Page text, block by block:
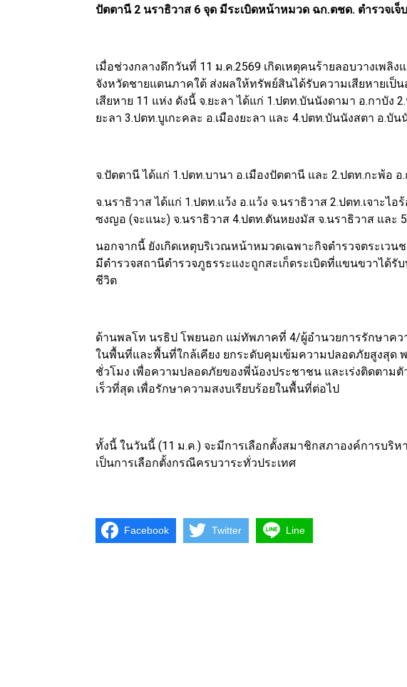
ปัตตานี 2 นราธิวาส 6 จุด มีระเบิดหน้าหมวด ฉก.ตชด. ตำรวจเจ็
เมื่อช่วงกลางดึกวันที่ 11 ม.ค.2569 เกิดเหตุคนร้ายลอบวางเพลิ
จังหวัดชายแดนภาคใต้ ส่งผลให้ทรัพย์สินได้รับความเสียหายเป็
เสียหาย 11 แห่ง ดังนี้ จ.ยะลา ได้แก่ 1.ปตท.บันนังดามา อ.กาบัง
ยะลา 3.ปตท.บูเกะคละ อ.เมืองยะลา และ 4.ปตท.บันนังสตา อ.บัน
จ.ปัตตานี ได้แก่ 1.ปตท.บานา อ.เมืองปัตตานี และ 2.ปตท.กะพ้อ
จ.นราธิวาส ได้แก่ 1.ปตท.แว้ง อ.แว้ง จ.นราธิวาส 2.ปตท.เจาะไอ
ซงญอ (จะแนะ) จ.นราธิวาส 4.ปตท.ตันหยงมัส จ.นราธิวาส และ
นอกจากนี้ ยังเกิดเหตุบริเวณหน้าหมวดเฉพาะกิจตำรวจตระเวน
มีตำรวจสถานีตำรวจภูธรระแงะถูกสะเก็ดระเบิดที่แขนขวาได้รั
ชีวิต
ด้านพลโท นรธิป โพยนอก แม่ทัพภาคที่ 4/ผู้อำนวยการรักษาค
ในพื้นที่และพื้นที่ใกล้เคียง ยกระดับคุมเข้มความปลอดภัยสูงสุด
ชั่วโมง เพื่อความปลอดภัยของพี่น้องประชาชน และเร่งติดตาม
เร็วที่สุด เพื่อรักษาความสงบเรียบร้อยในพื้นที่ต่อไป
ทั้งนี้ ในวันนี้ (11 ม.ค.) จะมีการเลือกตั้งสมาชิกสภาองค์การบริ
เป็นการเลือกตั้งกรณีครบวาระทั่วประเทศ
Facebook Twitter Line